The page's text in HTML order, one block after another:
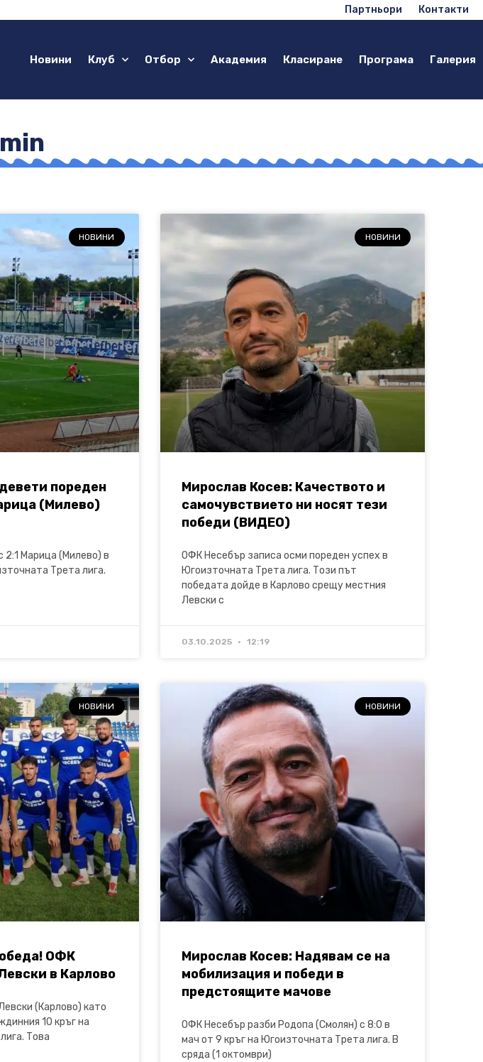
Партньори Контакти
Новини Клуб Отбор Академия Класиране Програма Галерия
НОВИНИ
пореден
(Милево)
Марица (Милево) в
Трета лига.
НОВИНИ
Мирослав Косев: Качеството и
самочувствието ни носят тези
победи (ВИДЕО)
ОФК Несебър записа осми пореден успех в
Югоизточната Трета лига. Този път
победата дойде в Карлово срещу местния
Левски с
03.10.2025 12:19
НОВИНИ
ОФК
в Карлово
(Карлово) като
10 кръг на
Това
НОВИНИ
Мирослав Косев: Надявам се на
мобилизация и победи в
предстоящите мачове
ОФК Несебър разби Родопа (Смолян) с 8:0 в
мач от 9 кръг на Югоизточната Трета лига. В
сряда (1 октомври)